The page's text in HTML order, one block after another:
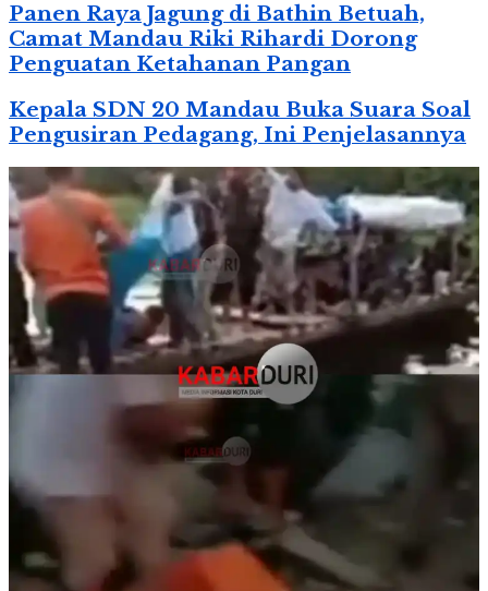
Panen Raya Jagung di Bathin Betuah,
Camat Mandau Riki Rihardi Dorong
Penguatan Ketahanan Pangan
Kepala SDN 20 Mandau Buka Suara Soal
Pengusiran Pedagang, Ini Penjelasannya